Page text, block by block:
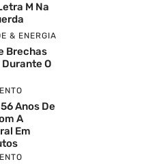
M Na
& ENERGIA
Brechas
Durante O
Anos De
A
Em